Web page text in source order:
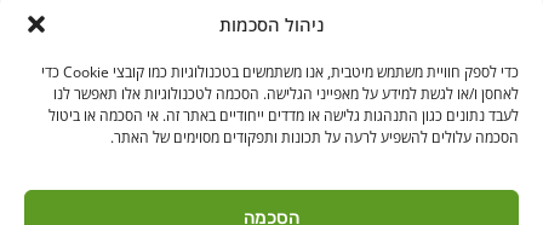
ניהול הסכמות
כדי לספק חוויית משתמש מיטבית, אנו משתמשים בטכנולוגיות כמו קובצי Cookie כדי
לאחסן ו/או לגשת למידע על מאפייני הגלישה. הסכמה לטכנולוגיות אלו תאפשר לנו
לעבד נתונים כגון התנהגות גלישה או מדדים ייחודיים באתר זה. אי הסכמה או ביטול
הסכמה עלולים להשפיע לרעה על תכונות ותפקודים מסוימים של האתר.
הסכמה
בקרו אותנו